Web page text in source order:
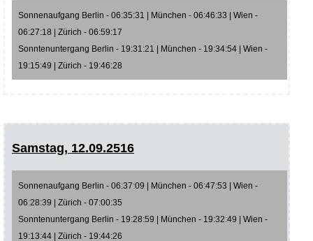
Sonnenaufgang Berlin - 06:35:31 | München - 06:46:33 | Wien -
06:27:18 | Zürich - 06:59:17
Sonntenuntergang Berlin - 19:31:21 | München - 19:34:54 | Wien -
19:15:49 | Zürich - 19:46:28
Samstag, 12.09.2516
Sonnenaufgang Berlin - 06:37:09 | München - 06:47:53 | Wien -
06:28:39 | Zürich - 07:00:35
Sonntenuntergang Berlin - 19:28:59 | München - 19:32:49 | Wien -
19:13:44 | Zürich - 19:44:26